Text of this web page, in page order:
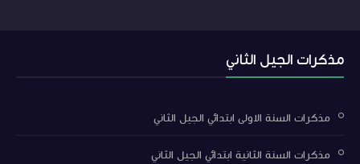
مذكرات الجيل الثاني
مذكرات السنة الاولى ابتدائي الجيل الثاني
مذكرات السنة الثانية ابتدائي الجيل الثاني